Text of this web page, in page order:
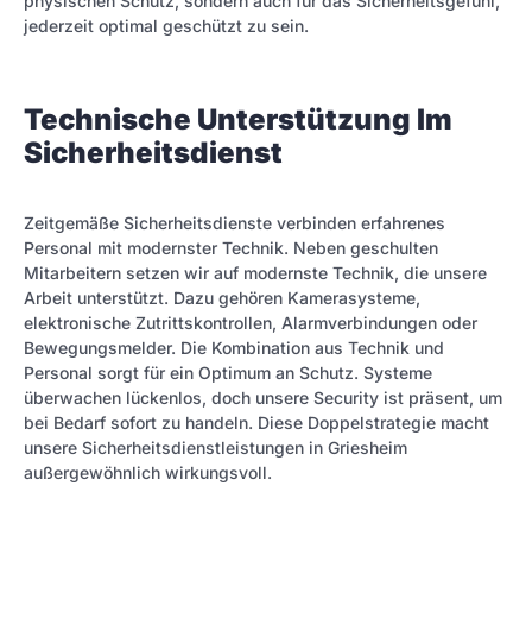
jederzeit optimal geschützt zu sein.
Technische Unterstützung Im
Sicherheitsdienst
Zeitgemäße Sicherheitsdienste verbinden erfahrenes
Personal mit modernster Technik. Neben geschulten
Mitarbeitern setzen wir auf modernste Technik, die unsere
Arbeit unterstützt. Dazu gehören Kamerasysteme,
elektronische Zutrittskontrollen, Alarmverbindungen oder
Bewegungsmelder. Die Kombination aus Technik und
Personal sorgt für ein Optimum an Schutz. Systeme
überwachen lückenlos, doch unsere Security ist präsent, um
bei Bedarf sofort zu handeln. Diese Doppelstrategie macht
unsere Sicherheitsdienstleistungen in Griesheim
außergewöhnlich wirkungsvoll.